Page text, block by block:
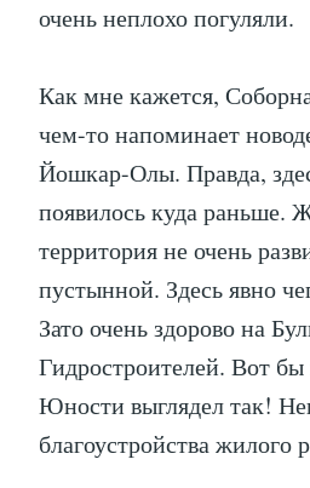
очень неплохо погуляли.
Как мне кажется,
чем-то напоминает
Йошкар-Олы. Правда,
появилось куда раньше.
территория не очень
пустынной. Здесь явно
Зато очень здорово на
Гидростроителей. Вот
Юности выглядел так!
благоустройства жилого